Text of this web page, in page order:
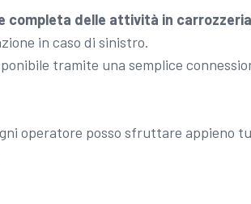
completa delle attività in carrozzeria
in caso di sinistro.
tramite una semplice
operatore posso sfruttare appieno